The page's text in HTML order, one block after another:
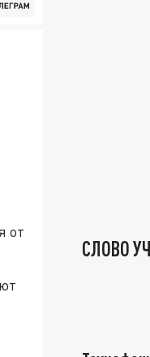
от
СЛОВО